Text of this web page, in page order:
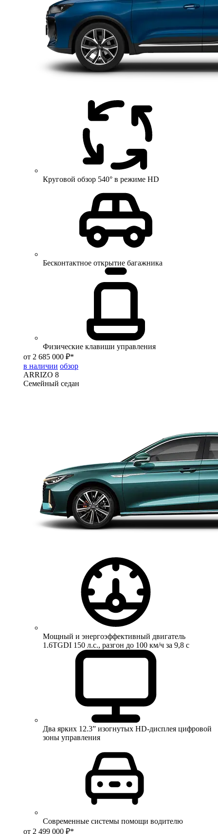
Круговой обзор 540° в режиме HD
Бесконтактное открытие багажника
Физические клавиши управления
от 2 685 000 ₽*
в наличии обзор
ARRIZO 8
Семейный седан
Мощный и энергоэффективный двигатель
1.6TGDI 150 л.с., разгон до 100 км/ч за 9,8 с
Два ярких 12.3” изогнутых HD-дисплея цифровой
зоны управления
Современные системы помощи водителю
от 2 499 000 ₽*